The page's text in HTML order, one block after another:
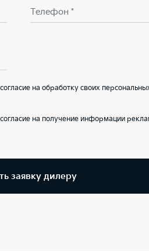
Телефон *
на обработку своих
на получение информации
заявку дилеру